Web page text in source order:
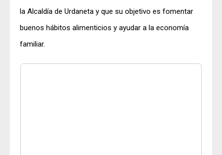
la Alcaldía de Urdaneta y que su objetivo es fomentar
buenos hábitos alimenticios y ayudar a la economía
familiar.